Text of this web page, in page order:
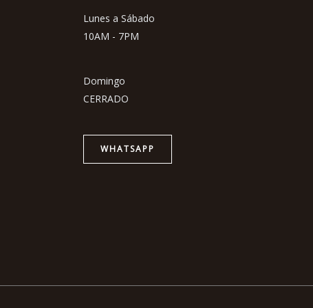
Lunes a Sábado
10AM - 7PM
Domingo
CERRADO
WHATSAPP